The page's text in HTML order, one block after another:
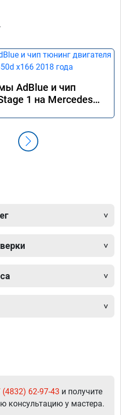
AdBlue и чип
1 на Mercedes
(4832) 62-97-43 и получите
консультацию у мастера.